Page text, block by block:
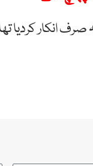
انکار کردیا